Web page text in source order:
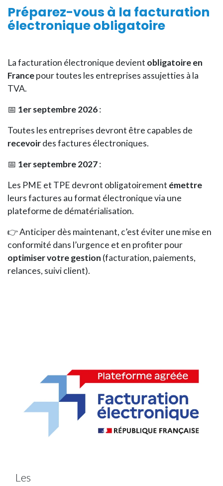
Préparez-vous à la facturation
électroniqueobligatoire
La facturation électronique devient obligatoire en
Francepour toutes les entreprises assujetties à la
TVA.
📅 1er septembre 2026:
Toutes les entreprises devront être capables de
recevoirdes factures électroniques.
📅 1er septembre 2027:
Les PME et TPE devront obligatoirement émettre
leurs factures au format électronique via une
plateforme de dématérialisation.
👉 Anticiper dès maintenant, c’est éviter une mise en
conformité dans l’urgence et en profiter pour
optimiser votre gestion (facturation, paiements,
relances, suivi client).
Les